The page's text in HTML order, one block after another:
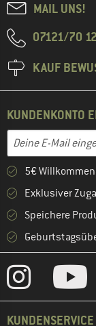
MAIL UNS!
07121/70
KAUF
KUNDENKONTO
E-Mail-Adresse
Gib hier deine E-
5€
Exklusiver
Speichere
KUNDENSERVICE